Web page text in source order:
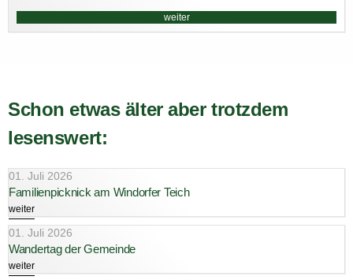
weiter
Schon etwas älter aber trotzdem
lesenswert:
01. Juli 2026
Familienpicknick am Windorfer Teich
weiter
01. Juli 2026
Wandertag der Gemeinde
weiter